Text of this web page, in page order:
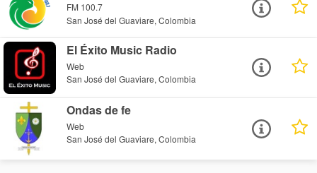
FM 100.7
San José del Guaviare, Colombia
El Éxito Music Radio
Web
San José del Guaviare, Colombia
Ondas de fe
Web
San José del Guaviare, Colombia